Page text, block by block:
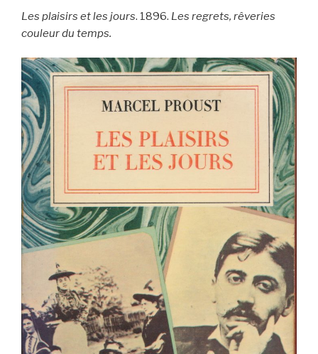
Les plaisirs et les jours. 1896. Les regrets, rêveries
couleur du temps.